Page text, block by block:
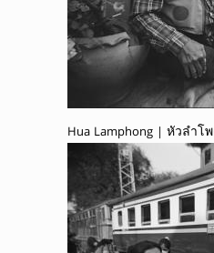
Hua Lamphong | หัวลำโ